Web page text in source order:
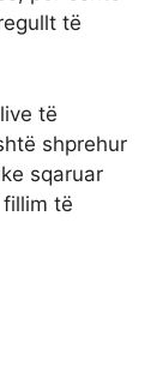
të
të
shprehur
sqaruar
të